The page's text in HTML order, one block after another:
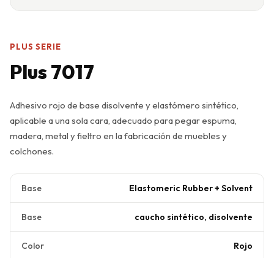
PLUS SERIE
Plus 7017
Adhesivo rojo de base disolvente y elastómero sintético,
aplicable a una sola cara, adecuado para pegar espuma,
madera, metal y fieltro en la fabricación de muebles y
colchones.
Base Elastomeric Rubber + Solvent
Base caucho sintético, disolvente
Color Rojo